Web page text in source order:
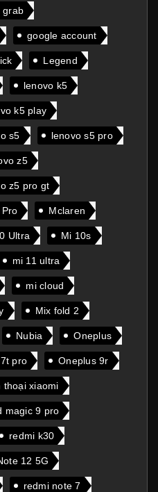
grab
google account
Legend
lenovo k5
k5 play
s5 lenovo s5 pro
z5
z5 pro gt
Mclaren
Ultra Mi 10s
mi 11 ultra
mi cloud
Mix fold 2
Nubia Oneplus
pro Oneplus 9r
thoại xiaomi
magic 9 pro
redmi k30
12 5G
redmi note 7